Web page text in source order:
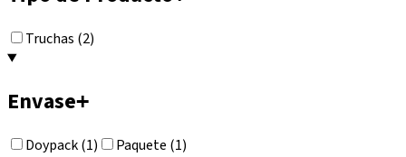
Truchas (2)
Envase+
Doypack (1) Paquete (1)